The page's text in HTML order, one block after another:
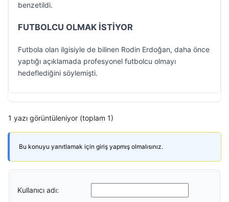
benzetildi.
FUTBOLCU OLMAK İSTİYOR
Futbola olan ilgisiyle de bilinen Rodin Erdoğan, daha önce
yaptığı açıklamada profesyonel futbolcu olmayı
hedeflediğini söylemişti.
1 yazı görüntüleniyor (toplam 1)
Bu konuyu yanıtlamak için giriş yapmış olmalısınız.
Kullanıcı adı: